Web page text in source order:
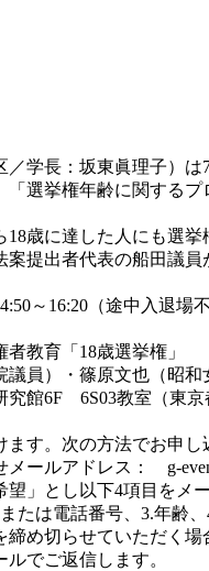
学長：坂東眞理子）
選挙権年齢に関する
歳に達した人にも選
提出者代表の船田議員
～16:20（途中入退場不
教育「18歳選挙権」
員）・篠原文也（昭和
6F 6S03教室（東京都
す。次の方法でお申し
ールアドレス： g-
」とし以下4項目をメ
たは電話番号、3.年齢、
め切らせていただく場
でご返信します。